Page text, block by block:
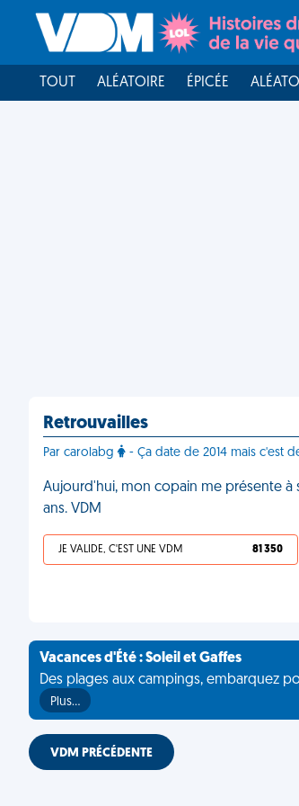
TOUT ALÉATOIRE ÉPICÉE
Retrouvailles
Par carolabg - Ça date de 2014 mais c'est
Aujourd'hui, mon copain me présente à
ans. VDM
JE VALIDE, C'EST UNE VDM 81 350
Vacances d'Été : Soleil et Gaffes
Des plages aux campings, embarquez
Plus…
VDM PRÉCÉDENTE